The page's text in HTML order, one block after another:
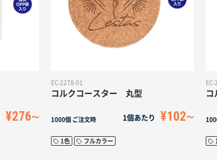
¥276
EC-2278-01
コルクコースター 丸型
1000個 ご注文時 1個あたり ¥102
1色 フルカラー
コ